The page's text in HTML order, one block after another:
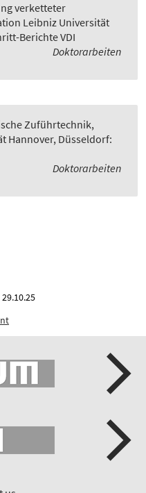
verketteter
Leibniz Universität
Berichte VDI
Doktorarbeiten
Zuführtechnik,
Hannover, Düsseldorf:
Doktorarbeiten